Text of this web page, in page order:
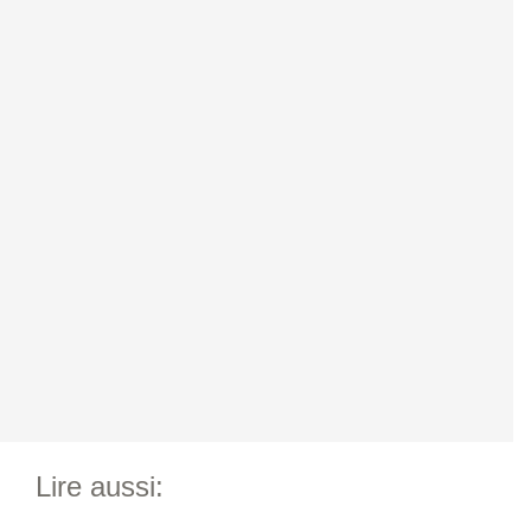
Lire aussi: